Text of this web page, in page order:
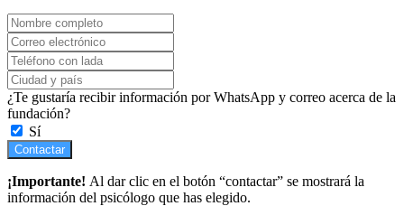
¿Te gustaría recibir información por WhatsApp y correo acerca de la
fundación?
Sí
Contactar
¡Importante! Al dar clic en el botón “contactar” se mostrará la
información del psicólogo que has elegido.